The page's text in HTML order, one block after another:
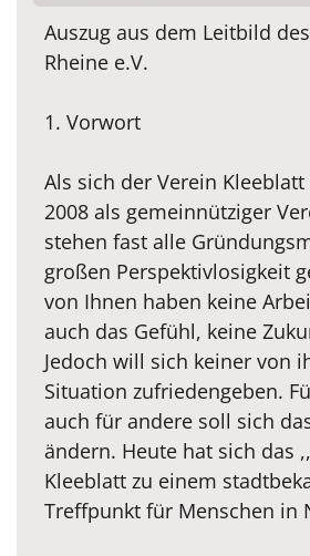
Auszug aus dem Leitbild
Rheine e.V.
1. Vorwort
Als sich der Verein Kleeblatt
2008 als gemeinnütziger
stehen fast alle
großen Perspektivlosigkeit
von Ihnen haben keine
auch das Gefühl, keine
Jedoch will sich keiner von
Situation zufriedengeben.
auch für andere soll sich
ändern. Heute hat sich das
Kleeblatt zu einem
Treffpunkt für Menschen in